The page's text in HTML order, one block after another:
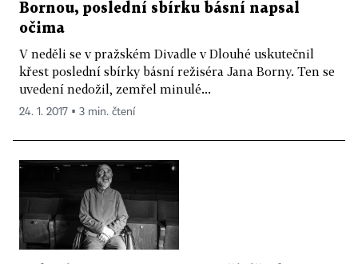
Bornou, poslední sbírku básní napsal
očima
V neděli se v pražském Divadle v Dlouhé uskutečnil
křest poslední sbírky básní režiséra Jana Borny. Ten se
uvedení nedožil, zemřel minulé...
24. 1. 2017 ▪ 3 min. čtení